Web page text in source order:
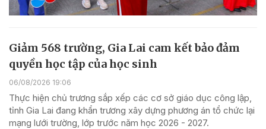
Giảm 568 trường, Gia Lai cam kết bảo đảm
quyền học tập của học sinh
06/08/2026 19:06
Thực hiện chủ trương sắp xếp các cơ sở giáo dục công lập,
tỉnh Gia Lai đang khẩn trương xây dựng phương án tổ chức lại
mạng lưới trường, lớp trước năm học 2026 - 2027.